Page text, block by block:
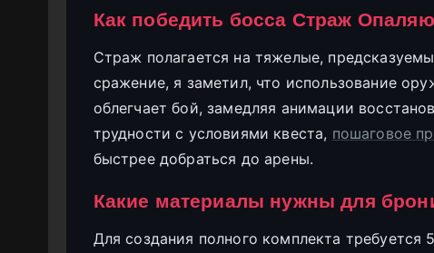
Как победить босса Страж
Страж полагается на тяжелые,
сражение, я заметил, что использование
облегчает бой, замедляя анимации
трудности с условиями квеста, пошаговое
быстрее добраться до арены.
Какие материалы нужны для
Для создания полного комплекта